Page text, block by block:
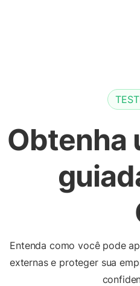
Obtenha
Entenda como você pode
externas e proteger sua